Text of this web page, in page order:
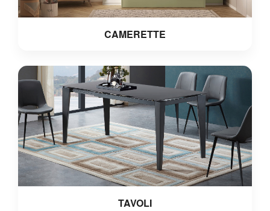
CAMERETTE
TAVOLI